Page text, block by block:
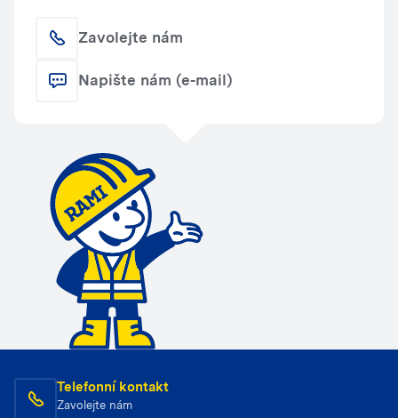
Zavolejte nám
Napište nám (e-mail)
Telefonní kontakt
Zavolejte nám